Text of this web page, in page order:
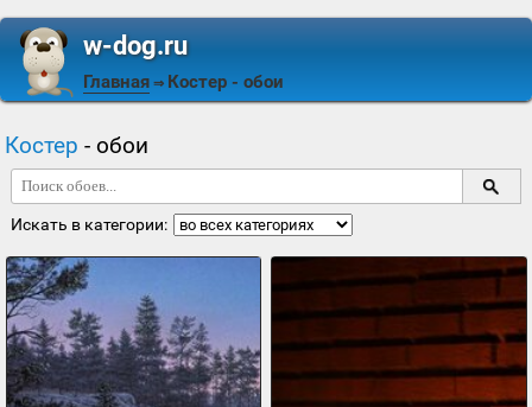
w-dog.ru
Главная ⇒ Костер - обои
Костер - обои
Искать в категории: